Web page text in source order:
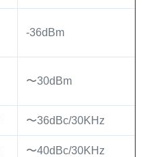
-36dBm
〜30dBm
〜36dBc/30KHz
〜40dBc/30KHz